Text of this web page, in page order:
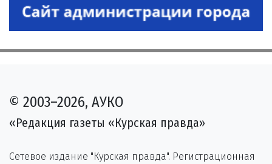
© 2003–2026, АУКО
«Редакция газеты «Курская правда»
Сетевое издание "Курская правда". Регистрационная